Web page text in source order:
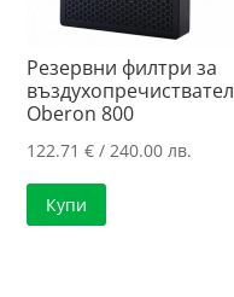
Резервни филтри за
въздухопречиствател
Oberon 800
122.71€ / 240.00 лв.
Купи